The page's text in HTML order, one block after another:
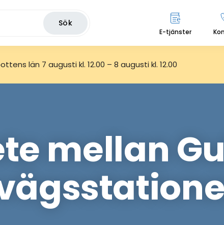
Sök
E-tjänster
län 7 augusti kl. 12.00 – 8 augusti kl. 12.00
mellan